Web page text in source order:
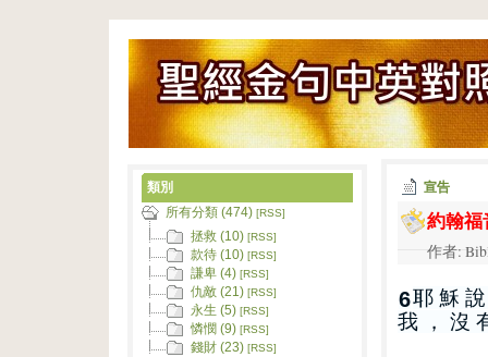
宣告
約翰福
作者:
6耶 穌
我 ， 沒
類別
所有分類 (474) [RSS]
拯救 (10) [RSS]
款待 (10) [RSS]
謙卑 (4) [RSS]
仇敵 (21) [RSS]
永生 (5) [RSS]
憐憫 (9) [RSS]
錢財 (23) [RSS]